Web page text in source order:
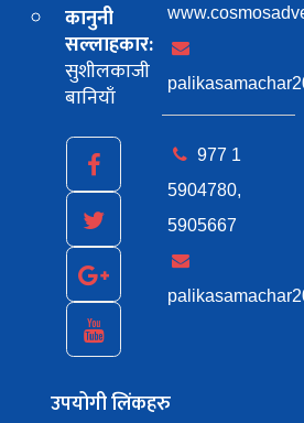
कानुनी
सल्लाहकार:
सुशीलकाजी
बानियाँ
977 1
5904780,
5905667
उपयोगी लिंकहरु